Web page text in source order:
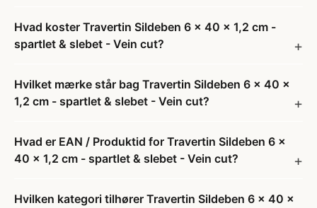
Hvad koster Travertin Sildeben 6 x 40 x 1,2 cm -
spartlet & slebet - Vein cut?
Hvilket mærke står bag Travertin Sildeben 6 x 40 x
1,2 cm - spartlet & slebet - Vein cut?
Hvad er EAN / Produktid for Travertin Sildeben 6 x
40 x 1,2 cm - spartlet & slebet - Vein cut?
Hvilken kategori tilhører Travertin Sildeben 6 x 40 x